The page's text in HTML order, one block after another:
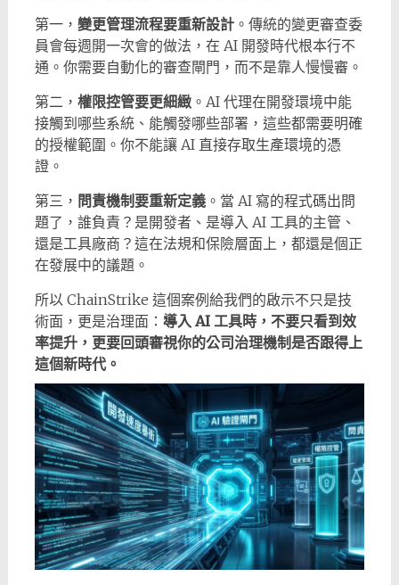
第一， 變更管理流程要重新設計。傳統的變更審查委
員會每週開一次會的做法，在 AI 開發時代根本行不
通。你需要自動化的審查閘門，而不是靠人慢慢審。
第二， 權限控管要更細緻。AI 代理在開發環境中能
接觸到哪些系統、能觸發哪些部署，這些都需要明確
的授權範圍。你不能讓 AI 直接存取生產環境的憑
證。
第三， 問責機制要重新定義。當 AI 寫的程式碼出問
題了，誰負責？是開發者、是導入 AI 工具的主管、
還是工具廠商？這在法規和保險層面上，都還是個正
在發展中的議題。
所以 ChainStrike 這個案例給我們的啟示不只是技
術面，更是治理面： 導入 AI 工具時，不要只看到效
率提升，更要回頭審視你的公司治理機制是否跟得上
這個新時代。